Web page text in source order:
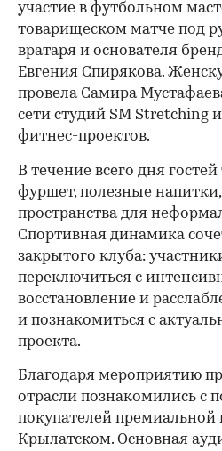
участие в футбольном
товарищеском матче под
вратаря и основателя
Евгения Спирякова.
провела Самира
сети студий SM Stretching
фитнес-проектов.
В течение всего дня
фуршет, полезные напитки,
пространства для
Спортивная динамика
закрытого клуба:
переключиться с
восстановление и
и познакомиться с
проекта.
Благодаря мероприятию
отрасли познакомились с
покупателей
Крылатском. Основная